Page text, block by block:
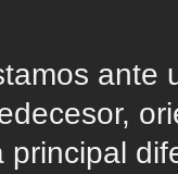
ante
principal